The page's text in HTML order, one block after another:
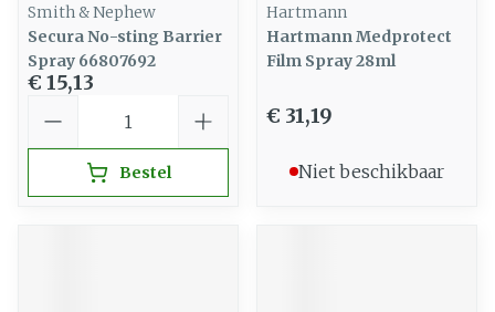
Smith & Nephew
Secura No-sting Barrier
Spray 66807692
€ 15,13
Bestel
Hartmann
Hartmann Medprotect
Film Spray 28ml
€ 31,19
Niet beschikbaar